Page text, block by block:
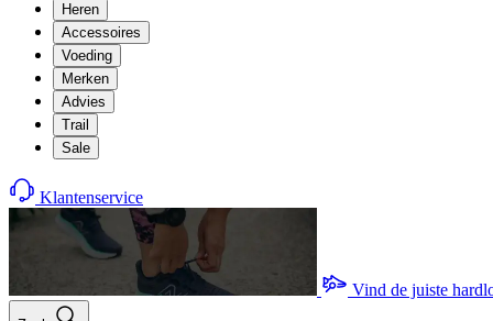
Heren
Accessoires
Voeding
Merken
Advies
Trail
Sale
Klantenservice
Vind de juiste